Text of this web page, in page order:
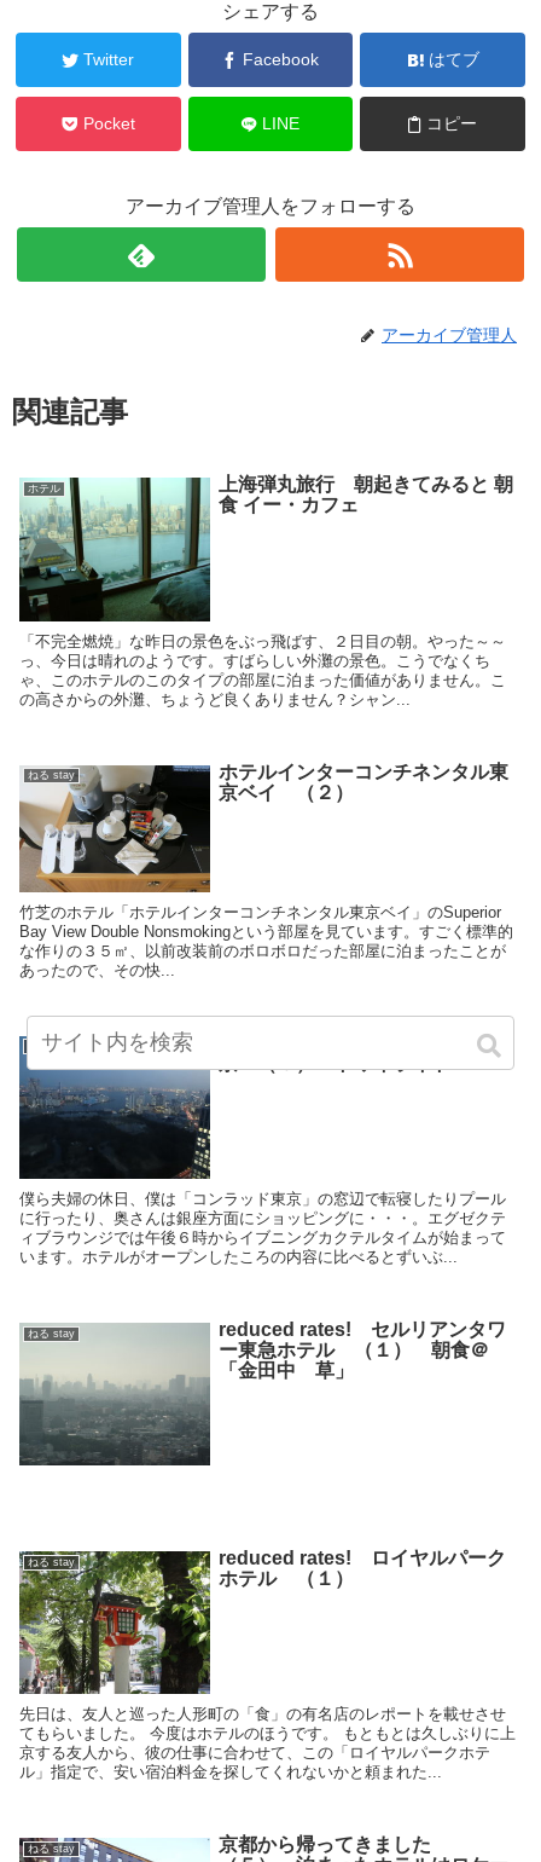
シェアする
Twitter Facebook はてブ
Pocket LINE コピー
アーカイブ管理人をフォローする
アーカイブ管理人
関連記事
ホテル
上海弾丸旅行 朝起きてみると 朝
食 イー・カフェ
「不完全燃焼」な昨日の景色をぶっ飛ばす、２日目の朝。やった～～
っ、今日は晴れのようです。すばらしい外灘の景色。こうでなくち
ゃ、このホテルのこのタイプの部屋に泊まった価値がありません。こ
の高さからの外灘、ちょうど良くありません？シャン...
ねる stay
ホテルインターコンチネンタル東
京ベイ （２）
竹芝のホテル「ホテルインターコンチネンタル東京ベイ」のSuperior
Bay View Double Nonsmokingという部屋を見ています。すごく標準的
な作りの３５㎡、以前改装前のボロボロだった部屋に泊まったことが
あったので、その快...
ねる stay
reduced rates! コンラッド東
僕ら夫婦の休日、僕は「コンラッド東京」の窓辺で転寝したりプール
に行ったり、奥さんは銀座方面にショッピングに・・・。エグゼクテ
ィブラウンジでは午後６時からイブニングカクテルタイムが始まって
います。ホテルがオープンしたころの内容に比べるとずいぶ...
ねる stay
reduced rates! セルリアンタワ
ー東急ホテル （１） 朝食＠
「金田中 草」
ねる stay
reduced rates! ロイヤルパーク
ホテル （１）
先日は、友人と巡った人形町の「食」の有名店のレポートを載せさせ
てもらいました。 今度はホテルのほうです。 もともとは久しぶりに上
京する友人から、彼の仕事に合わせて、この「ロイヤルパークホテ
ル」指定で、安い宿泊料金を探してくれないかと頼まれた...
ねる stay
京都から帰ってきました